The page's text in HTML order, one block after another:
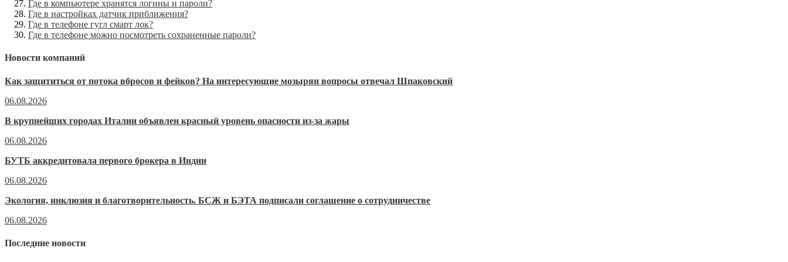
Где в компьютере хранятся логины и пароли?
Где в настройках датчик приближения?
Где в телефоне гугл смарт лок?
Где в телефоне можно посмотреть сохраненные пароли?
Новости компаний
Как защититься от потока вбросов и фейков? На интересующие мозырян вопросы отвечал Шпаковский
06.08.2026
В крупнейших городах Италии объявлен красный уровень опасности из-за жары
06.08.2026
БУТБ аккредитовала первого брокера в Индии
06.08.2026
Экология, инклюзия и благотворительность. БСЖ и БЭТА подписали соглашение о сотрудничестве
06.08.2026
Последние новости